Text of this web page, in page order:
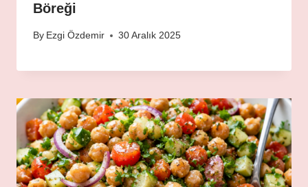
Böreği
By Ezgi Özdemir 30 Aralık 2025